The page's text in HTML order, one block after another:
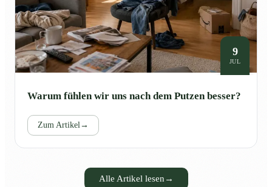
9
JUL
Warum fühlen wir uns nach dem Putzen besser?
Zum Artikel →
Alle Artikel lesen →